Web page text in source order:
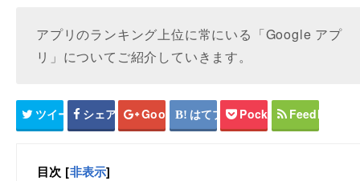
アプリのランキング上位に常にいる「Google アプ
リ」についてご紹介していきます。
ツイート シェア Google+ はてブ Pocket Feedly
目次 [非表示]